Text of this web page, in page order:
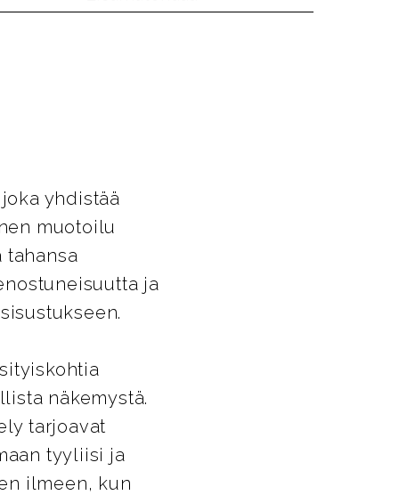
yhdistää
muotoilu
tahansa
ja
näkemystä.
tarjoavat
tyyliisi ja
ilmeen, kun